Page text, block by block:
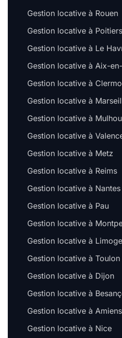
Gestion locative à Rouen
Gestion locative à Poitiers
Gestion locative à Le
Gestion locative à Aix-
Gestion locative à
Gestion locative à
Gestion locative à
Gestion locative à
Gestion locative à Metz
Gestion locative à Reims
Gestion locative à Nantes
Gestion locative à Pau
Gestion locative à
Gestion locative à
Gestion locative à Toulon
Gestion locative à Dijon
Gestion locative à
Gestion locative à Amiens
Gestion locative à Nice